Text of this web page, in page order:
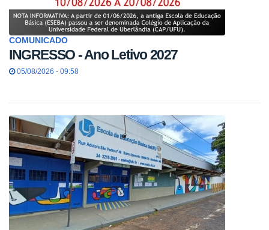
COMUNICADO
INGRESSO - Ano Letivo 2027
05/08/2026 - 09:58